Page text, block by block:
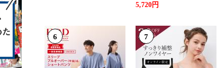
5,720円
6 7